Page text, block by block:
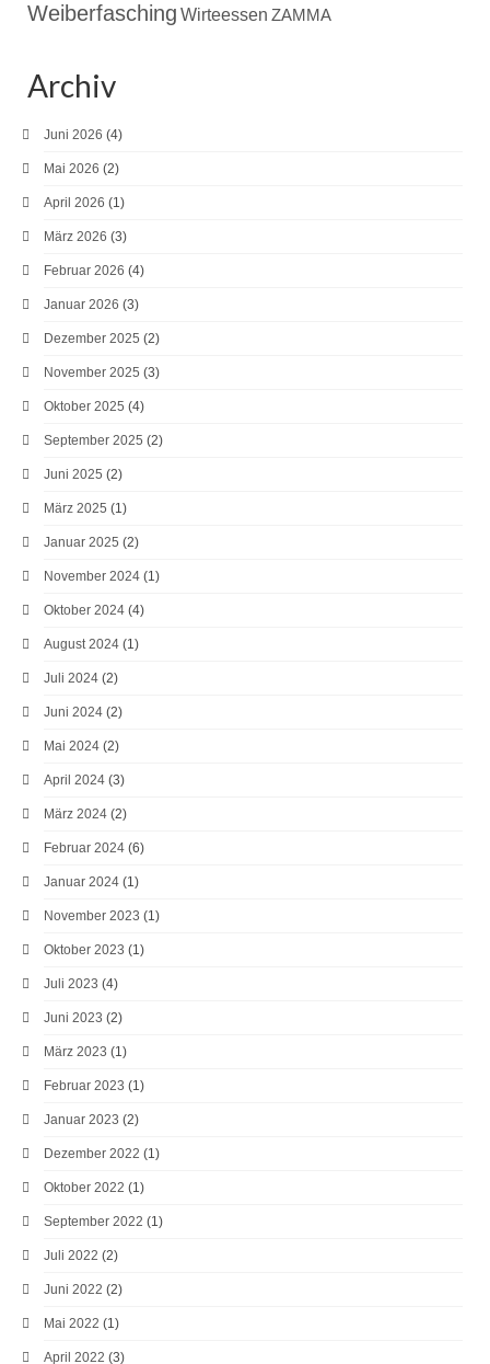
Weiberfasching Wirteessen ZAMMA
Archiv
Juni 2026 (4)
Mai 2026 (2)
April 2026 (1)
März 2026 (3)
Februar 2026 (4)
Januar 2026 (3)
Dezember 2025 (2)
November 2025 (3)
Oktober 2025 (4)
September 2025 (2)
Juni 2025 (2)
März 2025 (1)
Januar 2025 (2)
November 2024 (1)
Oktober 2024 (4)
August 2024 (1)
Juli 2024 (2)
Juni 2024 (2)
Mai 2024 (2)
April 2024 (3)
März 2024 (2)
Februar 2024 (6)
Januar 2024 (1)
November 2023 (1)
Oktober 2023 (1)
Juli 2023 (4)
Juni 2023 (2)
März 2023 (1)
Februar 2023 (1)
Januar 2023 (2)
Dezember 2022 (1)
Oktober 2022 (1)
September 2022 (1)
Juli 2022 (2)
Juni 2022 (2)
Mai 2022 (1)
April 2022 (3)